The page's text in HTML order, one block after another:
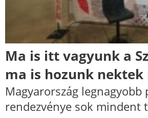
Ma is itt vagyunk a
ma is hozunk
Magyarország
rendezvénye sok mindent